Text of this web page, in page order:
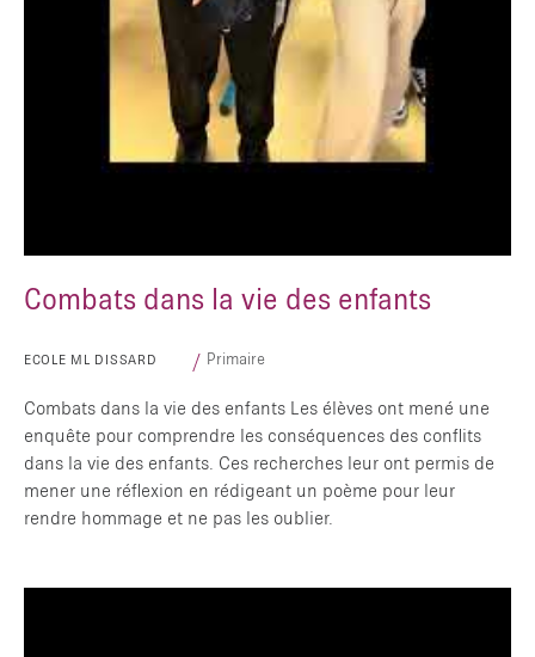
TAPER ENTRER POUR RECHERCHER OU ESC POUR FERMER
ECOLE ML DISSARD Primaire
Combats dans la vie des enfants
Combats dans la vie des enfants Les élèves ont mené une
enquête pour comprendre les conséquences des conflits
dans la vie des enfants. Ces recherches leur ont permis de
mener une réflexion en rédigeant un poème pour leur
rendre hommage et ne pas les oublier.